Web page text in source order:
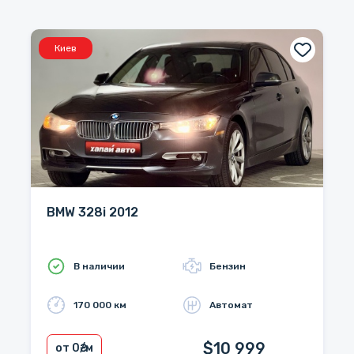
Киев
BMW 328i 2012
В наличии Бензин
170 000 км Автомат
от 0₴/м $10 999